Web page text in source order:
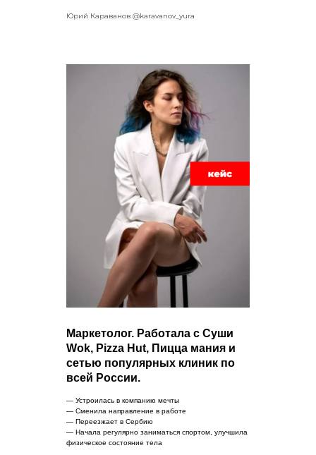
Юрий Караванов @karavanov_yura
Маркетолог. Работала с Суши
Wok, Pizza Hut, Пицца мания и
сетью популярных клиник по
всей России.
— Устроилась в компанию мечты
— Сменила направление в работе
— Переезжает в Сербию
— Начала регулярно заниматься спортом, улучшила
физическое состояние тела